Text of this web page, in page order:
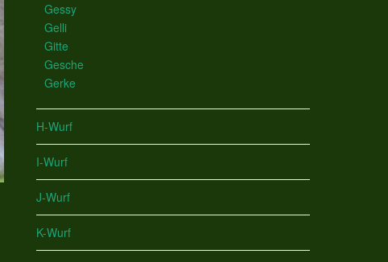
Gessy
Gelli
Gitte
Gesche
Gerke
H-Wurf
I-Wurf
J-Wurf
K-Wurf